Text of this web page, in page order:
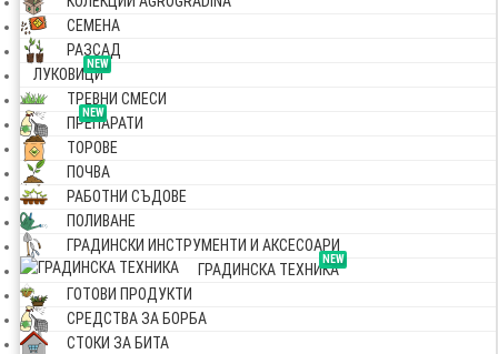
СЕМЕНА
РАЗСАД
NEW
ЛУКОВИЦИ
ТРЕВНИ СМЕСИ
NEW
ПРЕПАРАТИ
ТОРОВЕ
ПОЧВА
РАБОТНИ СЪДОВЕ
ПОЛИВАНЕ
ГРАДИНСКИ ИНСТРУМЕНТИ И АКСЕСОАРИ
NEW
ГРАДИНСКА ТЕХНИКА
ГОТОВИ ПРОДУКТИ
СРЕДСТВА ЗА БОРБА
СТОКИ ЗА БИТА